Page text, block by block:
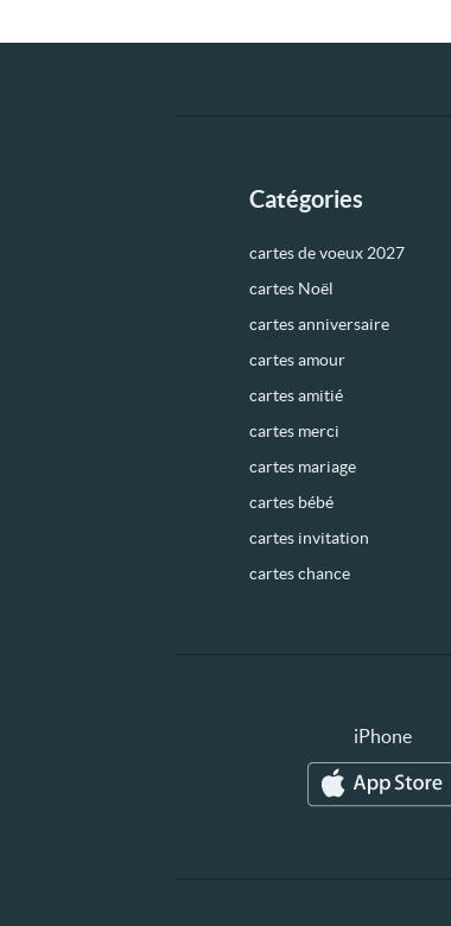
Catégories
cartes de voeux 2027
cartes Noël
cartes anniversaire
cartes amour
cartes amitié
cartes merci
cartes mariage
cartes bébé
cartes invitation
cartes chance
iPhone